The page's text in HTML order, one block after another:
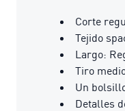
Corte
Tejido
Largo:
Tiro
Un
Detalles